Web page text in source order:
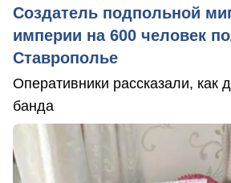
Создатель подпольной
империи на 600 человек
Ставрополье
Оперативники рассказали, как
банда